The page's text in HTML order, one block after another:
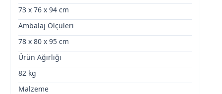
73 x 76 x 94 cm
Ambalaj Ölçüleri
78 x 80 x 95 cm
Ürün Ağırlığı
82 kg
Malzeme